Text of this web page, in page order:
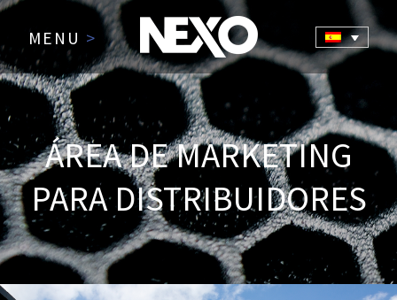
MENU >
ÁREA DE MARKETING
PARA DISTRIBUIDORES